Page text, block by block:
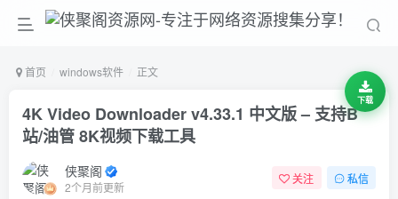
首页 windows软件 正文
4K Video Downloader v4.33.1 中文版 – 支持B
站/油管 8K视频下载工具
侠聚阁
2个月前更新
关注 私信
下载